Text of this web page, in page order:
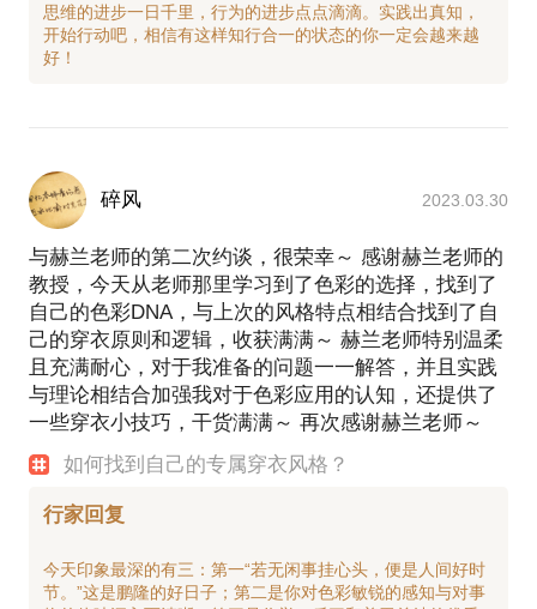
思维的进步一日千里，行为的进步点点滴滴。实践出真知，
开始行动吧，相信有这样知行合一的状态的你一定会越来越
碎风 2023.03.30
与赫兰老师的第二次约谈，很荣幸～ 感谢赫兰老师的
教授，今天从老师那里学习到了色彩的选择，找到了
自己的色彩DNA，与上次的风格特点相结合找到了自
己的穿衣原则和逻辑，收获满满～ 赫兰老师特别温柔
且充满耐心，对于我准备的问题一一解答，并且实践
与理论相结合加强我对于色彩应用的认知，还提供了
一些穿衣小技巧，干货满满～ 再次感谢赫兰老师～
如何找到自己的专属穿衣风格？
行家回复
今天印象最深的有三：第一“若无闲事挂心头，便是人间好时
节。”这是鹏隆的好日子；第二是你对色彩敏锐的感知与对事